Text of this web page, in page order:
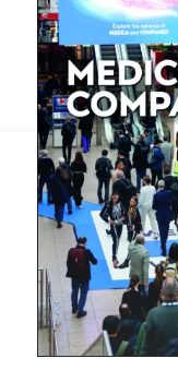
Mit dem
jede
E-
Mail
(erforderlich)